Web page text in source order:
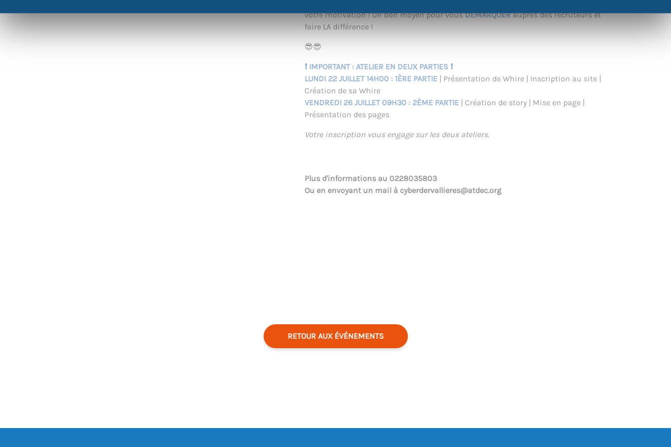
votre motivation ! Un bon moyen pour vousDÉMARQUERauprès des recruteurs et
faire LA différence !
😎😎
❗ IMPORTANT : ATELIER EN DEUX PARTIES ❗
LUNDI 22 JUILLET 14H00 : 1ÈRE PARTIE | Présentation de Whire | Inscription au site |
Création de sa Whire
VENDREDI 26 JUILLET 09H30 : 2ÈME PARTIE | Création de story | Mise en page |
Présentation des pages
Votre inscription vous engage sur les deux ateliers.
Plus d'informations au 0228035803
Ou en envoyant un mail à cyberdervallieres@atdec.org
RETOUR AUX ÉVÉNEMENTS